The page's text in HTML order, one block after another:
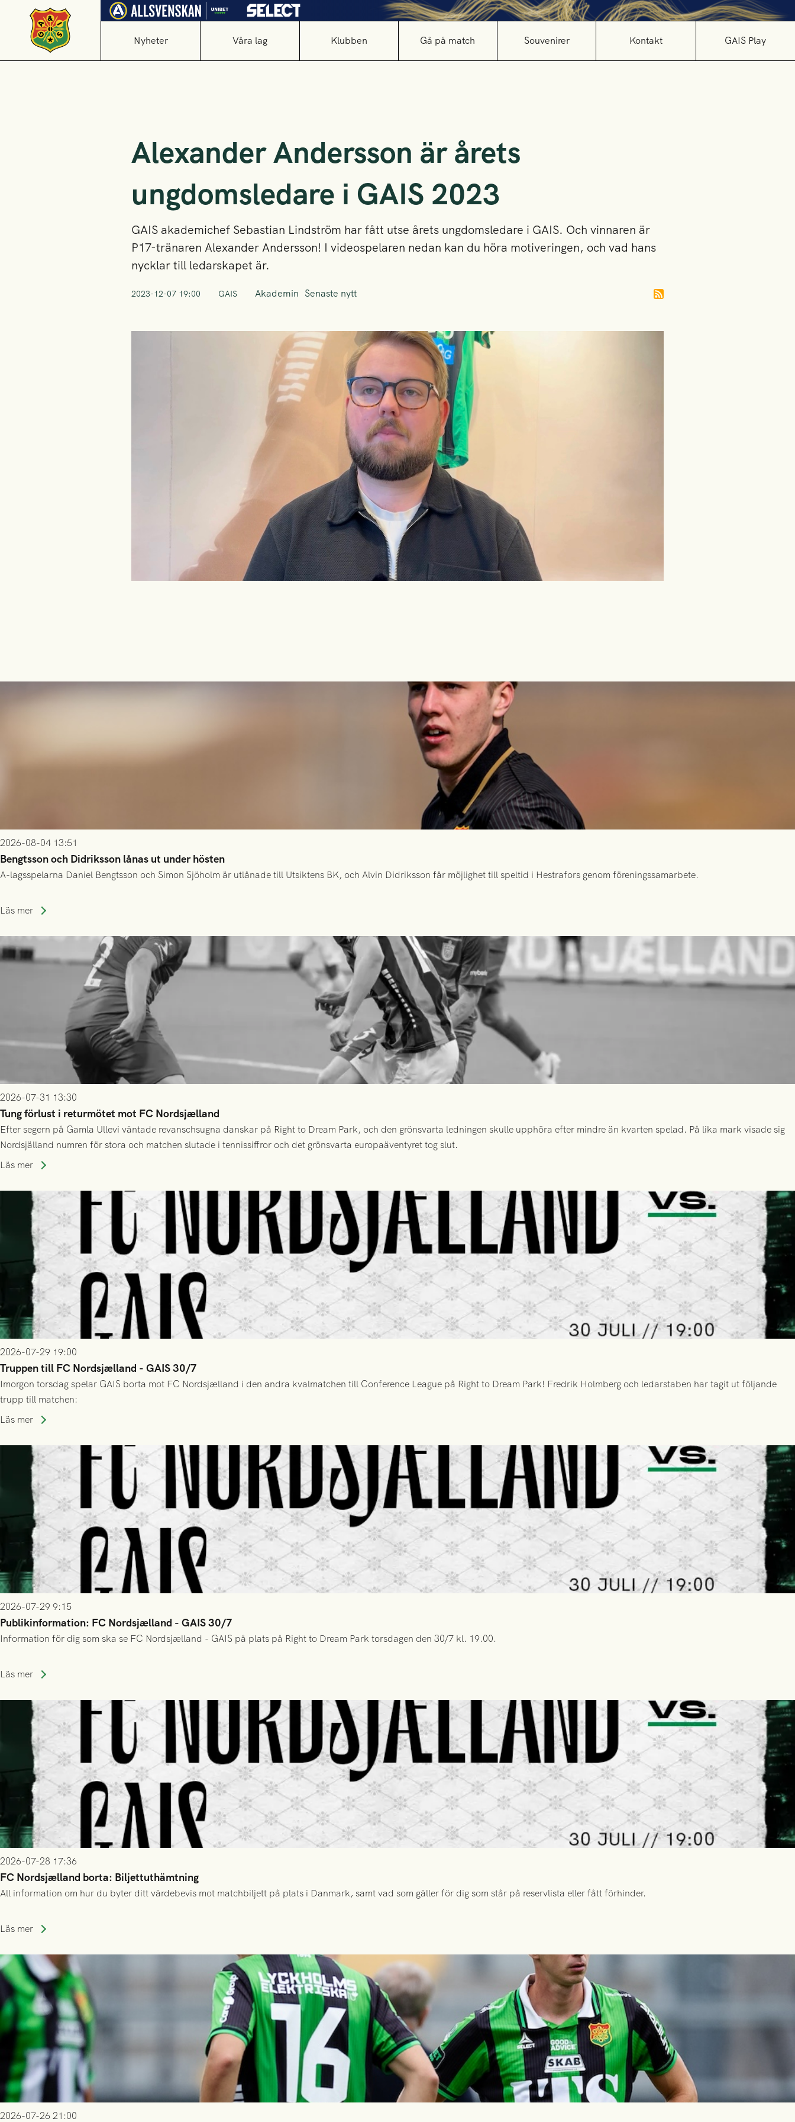
Nyheter Våra lag Klubben Gå på match Souvenirer Kontakt GAIS Play
Alexander Andersson är årets
ungdomsledare i GAIS 2023
GAIS akademichef Sebastian Lindström har fått utse årets ungdomsledare i GAIS. Och vinnaren är
P17-tränaren Alexander Andersson! I videospelaren nedan kan du höra motiveringen, och vad hans
nycklar till ledarskapet är.
2023-12-07 19:00 GAIS Akademin Senaste nytt
2026-08-04 13:51
Bengtsson och Didriksson lånas ut under hösten
A-lagsspelarna Daniel Bengtsson och Simon Sjöholm är utlånade till Utsiktens BK, och Alvin Didriksson får möjlighet till speltid i Hestrafors genom föreningssamarbete.
Läs mer
2026-07-31 13:30
Tung förlust i returmötet mot FC Nordsjælland
Efter segern på Gamla Ullevi väntade revanschsugna danskar på Right to Dream Park, och den grönsvarta ledningen skulle upphöra efter mindre än kvarten spelad. På lika mark visade sig
Nordsjälland numren för stora och matchen slutade i tennissiffror och det grönsvarta europaäventyret tog slut.
Läs mer
2026-07-29 19:00
Truppen till FC Nordsjælland - GAIS 30/7
Imorgon torsdag spelar GAIS borta mot FC Nordsjælland i den andra kvalmatchen till Conference League på Right to Dream Park! Fredrik Holmberg och ledarstaben har tagit ut följande
trupp till matchen:
Läs mer
2026-07-29 9:15
Publikinformation: FC Nordsjælland - GAIS 30/7
Information för dig som ska se FC Nordsjælland - GAIS på plats på Right to Dream Park torsdagen den 30/7 kl. 19.00.
Läs mer
2026-07-28 17:36
FC Nordsjælland borta: Biljettuthämtning
All information om hur du byter ditt värdebevis mot matchbiljett på plats i Danmark, samt vad som gäller för dig som står på reservlista eller fått förhinder.
Läs mer
2026-07-26 21:00